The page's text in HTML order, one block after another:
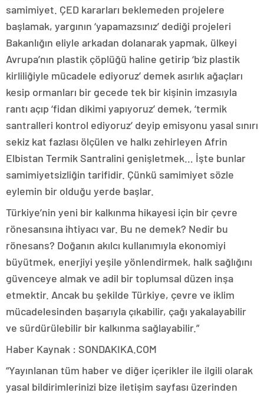
samimiyet. ÇED kararları beklemeden projelere
başlamak, yargının ‘yapamazsınız’ dediği projeleri
Bakanlığın eliyle arkadan dolanarak yapmak, ülkeyi
Avrupa’nın plastik çöplüğü haline getirip ‘biz plastik
kirliliğiyle mücadele ediyoruz’ demek asırlık ağaçları
kesip ormanları bir gecede tek bir kişinin imzasıyla
rantı açıp ‘fidan dikimi yapıyoruz’ demek, ‘termik
santralleri kontrol ediyoruz’ deyip emisyonu yasal sınırı
sekiz kat fazlası ölçülen ve halkı zehirleyen Afrin
Elbistan Termik Santralini genişletmek… İşte bunlar
samimiyetsizliğin tarifidir. Çünkü samimiyet sözle
eylemin bir olduğu yerde başlar.
Türkiye’nin yeni bir kalkınma hikayesi için bir çevre
rönesansına ihtiyacı var. Bu ne demek? Nedir bu
rönesans? Doğanın akılcı kullanımıyla ekonomiyi
büyütmek, enerjiyi yeşile yönlendirmek, halk sağlığını
güvenceye almak ve adil bir toplumsal düzen inşa
etmektir. Ancak bu şekilde Türkiye, çevre ve iklim
mücadelesinden başarıyla çıkabilir, çağı yakalayabilir
ve sürdürülebilir bir kalkınma sağlayabilir.”
Haber Kaynak : SONDAKIKA.COM
“Yayınlanan tüm haber ve diğer içerikler ile ilgili olarak
yasal bildirimlerinizi bize iletişim sayfası üzerinden